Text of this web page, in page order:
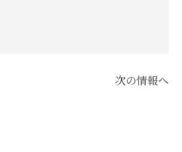
次の情報へ